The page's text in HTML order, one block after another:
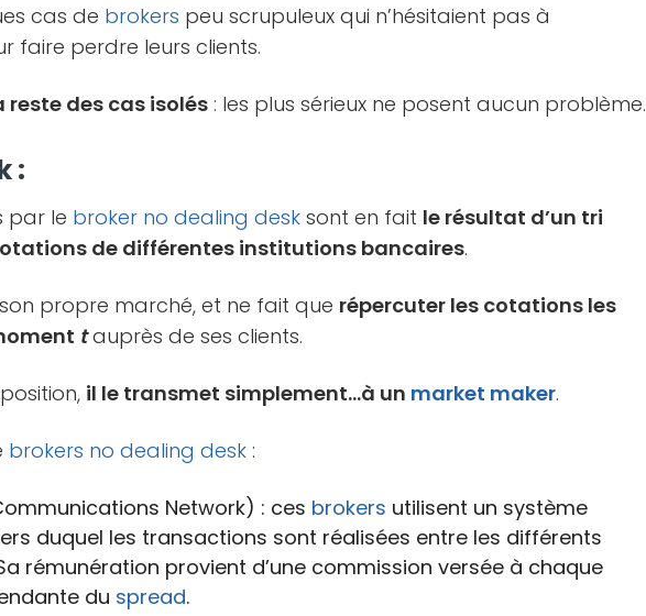
cas de brokers peu scrupuleux qui n’hésitaient pas à
faire perdre leurs clients.
reste des cas isolés : les plus sérieux ne posent aucun problème.
:
par le broker no dealing desk sont en fait le résultat d’un tri
de différentes institutions bancaires.
propre marché, et ne fait que répercuter les cotations les
tauprès de ses clients.
il le transmet simplement…à un market maker.
brokers no dealing desk :
Network) : ces brokers utilisent un système
duquel les transactions sont réalisées entre les différents
rémunération provient d’une commission versée à chaque
du spread.